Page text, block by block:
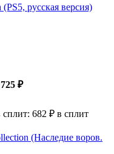
русская версия)
₽
682 ₽ в сплит
(Наследие воров.